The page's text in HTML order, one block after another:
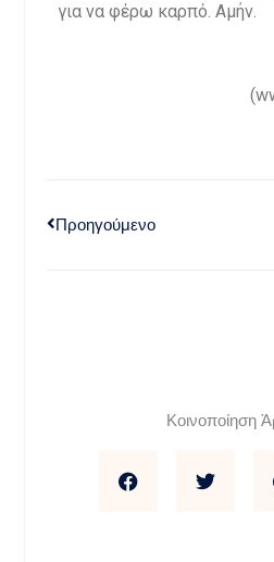
για να φέρω καρπό. Αμήν.
Προηγούμενο
Κοινοποίηση